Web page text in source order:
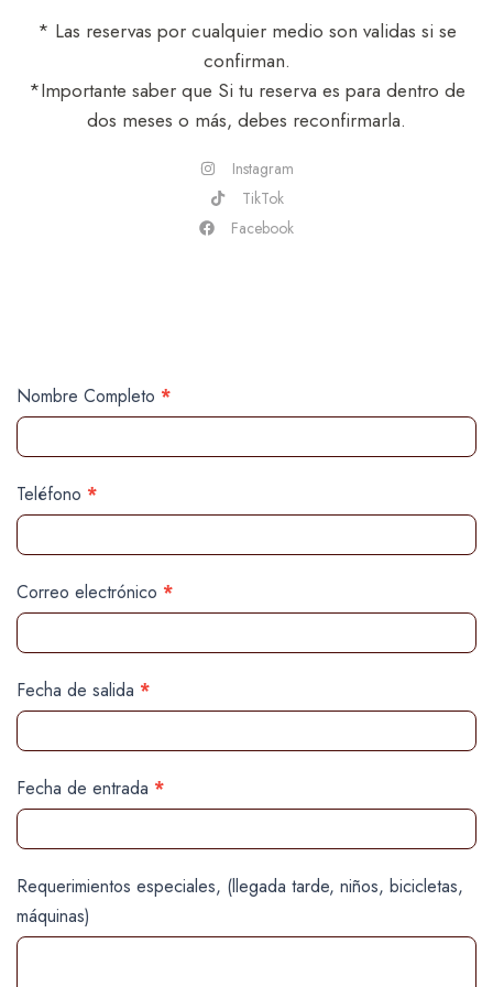
* Las reservas por cualquier medio son validas si se
confirman.
*Importante saber que Si tu reserva es para dentro de
dos meses o más, debes reconfirmarla.
Instagram
TikTok
Facebook
Contacta
con
nosotros
Nombre Completo *
Teléfono *
Correo electrónico *
Fecha de salida *
Fecha de entrada *
Requerimientos especiales, (llegada tarde, niños, bicicletas,
máquinas)
Si
eres
humano,
deja
este
campo
blanco.